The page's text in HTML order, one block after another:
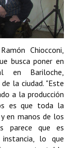
Chiocconi,
busca poner en
en Bariloche,
la ciudad. "Este
a la producción
es que toda la
en manos de los
parece que es
lo que